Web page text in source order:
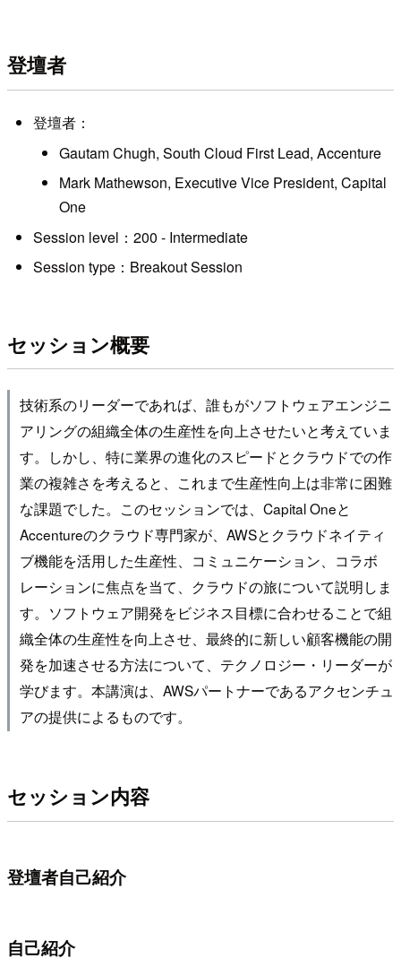
登壇者
登壇者：
Gautam Chugh, South Cloud First Lead, Accenture
Mark Mathewson, Executive Vice President, Capital
One
Session level：200 - Intermediate
Session type：Breakout Session
セッション概要
技術系のリーダーであれば、誰もがソフトウェアエンジニ
アリングの組織全体の生産性を向上させたいと考えていま
す。しかし、特に業界の進化のスピードとクラウドでの作
業の複雑さを考えると、これまで生産性向上は非常に困難
な課題でした。このセッションでは、Capital Oneと
Accentureのクラウド専門家が、AWSとクラウドネイティ
ブ機能を活用した生産性、コミュニケーション、コラボ
レーションに焦点を当て、クラウドの旅について説明しま
す。ソフトウェア開発をビジネス目標に合わせることで組
織全体の生産性を向上させ、最終的に新しい顧客機能の開
発を加速させる方法について、テクノロジー・リーダーが
学びます。本講演は、AWSパートナーであるアクセンチュ
アの提供によるものです。
セッション内容
登壇者自己紹介
自己紹介